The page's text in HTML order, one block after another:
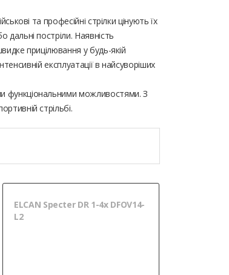
та професійні стрілки цінують їх
дальні постріли. Наявність
прицілювання у будь-якій
експлуатації в найсуворіших
функціональними можливостями. З
стрільбі.
ELCAN Specter DR 1-4x DFOV14-
L2